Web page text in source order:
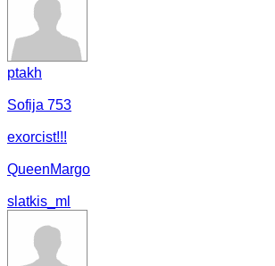
ptakh
Sofija 753
exorcist!!!
QueenMargo
slatkis_ml